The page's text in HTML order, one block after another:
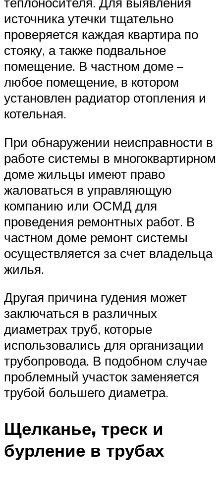
источника утечки тщательно
проверяется каждая квартира по
стояку, а также подвальное
помещение. В частном доме –
любое помещение, в котором
установлен радиатор отопления и
котельная.
При обнаружении неисправности в
работе системы в многоквартирном
доме жильцы имеют право
жаловаться в управляющую
компанию или ОСМД для
проведения ремонтных работ. В
частном доме ремонт системы
осуществляется за счет владельца
жилья.
Другая причина гудения может
заключаться в различных
диаметрах труб, которые
использовались для организации
трубопровода. В подобном случае
проблемный участок заменяется
трубой большего диаметра.
Щелканье, треск и
бурление в трубах